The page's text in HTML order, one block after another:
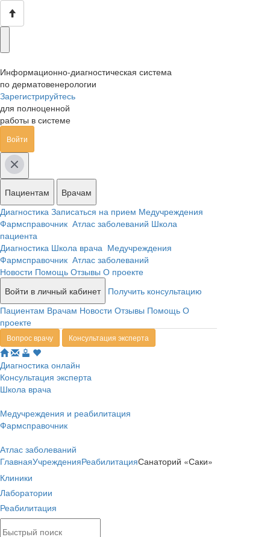
Информационно-диагностическая система
по дерматовенерологии
Зарегистрируйтесь
для полноценной
работы в системе
Войти
Пациентам
Врачам
Диагностика Записаться на прием Медучреждения
Фармсправочник Атлас заболеваний Школа
пациента
Диагностика Школа врача Медучреждения
Фармсправочник Атлас заболеваний
Новости Помощь Отзывы О проекте
Войти в личный кабинет
Получить консультацию
Пациентам Врачам Новости Отзывы Помощь О
проекте
Вопрос врачу Консультация эксперта
Диагностика онлайн
Консультация эксперта
Школа врача
Медучреждения и реабилитация
Фармсправочник
Атлас заболеваний
ГлавнаяУчрежденияРеабилитацияСанаторий «Саки»
Клиники
Лаборатории
Реабилитация